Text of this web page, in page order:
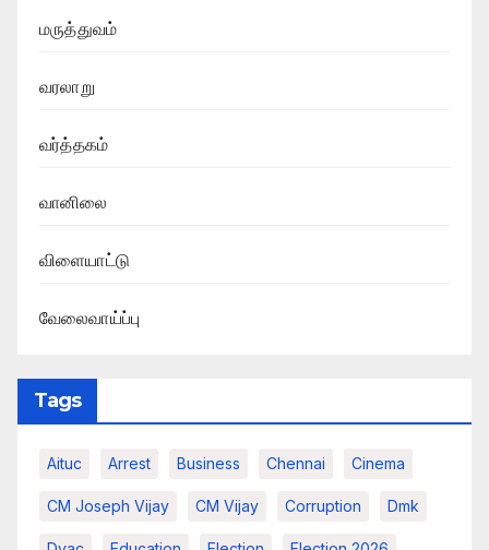
மருத்துவம்
வரலாறு
வர்த்தகம்
வானிலை
விளையாட்டு
வேலைவாய்ப்பு
Tags
Aituc Arrest Business Chennai Cinema
CM Joseph Vijay CM Vijay Corruption Dmk